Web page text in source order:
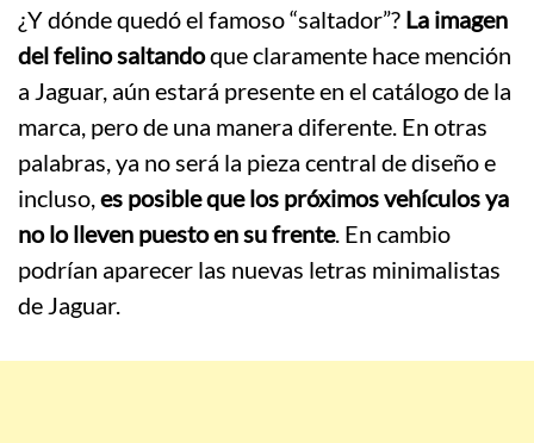
¿Y dónde quedó el famoso “saltador”? La imagen
del felino saltandoque claramente hace mención
a Jaguar, aún estará presente en el catálogo de la
marca, pero de una manera diferente. En otras
palabras, ya no será la pieza central de diseño e
incluso,es posible que los próximos vehículos ya
no lo lleven puesto en su frente. En cambio
podrían aparecer las nuevas letras minimalistas
de Jaguar.